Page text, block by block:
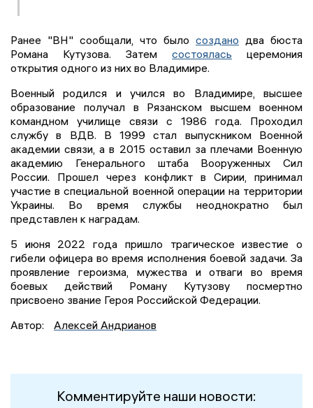
Ранее "ВН" сообщали, что было создано два бюста
Романа Кутузова. Затем состоялась церемония
открытия одного из них во Владимире.
Военный родился и учился во Владимире, высшее
образование получал в Рязанском высшем военном
командном училище связи с 1986 года. Проходил
службу в ВДВ. В 1999 стал выпускником Военной
академии связи, а в 2015 оставил за плечами Военную
академию Генерального штаба Вооруженных Сил
России. Прошел через конфликт в Сирии, принимал
участие в специальной военной операции на территории
Украины. Во время службы неоднократно был
представлен к наградам.
5 июня 2022 года пришло трагическое известие о
гибели офицера во время исполнения боевой задачи. За
проявление героизма, мужества и отваги во время
боевых действий Роману Кутузову посмертно
присвоено звание Героя Российской Федерации.
Автор:
Алексей Андрианов
Комментируйте наши новости: